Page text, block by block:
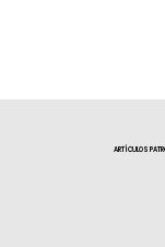
ARTÍCULOS